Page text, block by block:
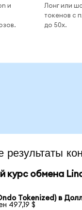
и
Лонг или
токенов с
до 50x.
результаты
курс обмена
Tokenized) в
497,19 $